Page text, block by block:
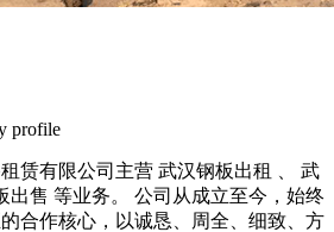
profile
赁有限公司主营 武汉钢板出租 、 武
出售 等业务。 公司从成立至今，始终
合作核心，以诚恳、周全、细致、方